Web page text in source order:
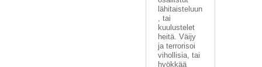
lähitaisteluun
, tai
kuulustelet
heitä. Väijy
ja terrorisoi
vihollisia, tai
hyökkää